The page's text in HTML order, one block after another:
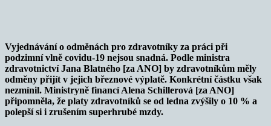
Vyjednávání o odměnách pro zdravotníky za práci při
podzimní vlně covidu-19 nejsou snadná. Podle ministra
zdravotnictví Jana Blatného [za ANO] by zdravotníkům měly
odměny přijít v jejich březnové výplatě. Konkrétní částku však
nezmínil. Ministryně financí Alena Schillerová [za ANO]
připomněla, že platy zdravotníků se od ledna zvýšily o 10 % a
polepší si i zrušením superhrubé mzdy.